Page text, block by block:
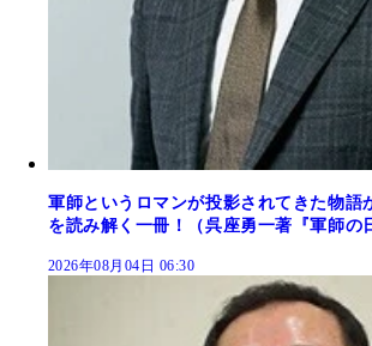
軍師というロマンが投影されてきた物語
を読み解く一冊！（呉座勇一著『軍師の
2026年08月04日 06:30